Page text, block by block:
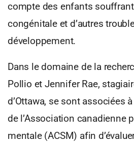
compte des enfants
congénitale et d’autres
développement.
Dans le domaine de la
Pollio et Jennifer Rae,
d’Ottawa, se sont associées
de l’Association canadienne
mentale (ACSM) afin